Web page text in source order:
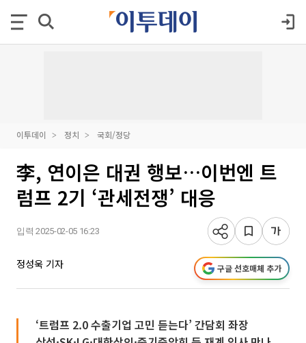
이투데이 정치 국회/정당
李, 연이은 대권 행보…이번엔 트
럼프 2기 ‘관세전쟁’ 대응
입력 2025-02-05 16:23
정성욱 기자 구글 선호매체 추가
‘트럼프 2.0 수출기업 고민 듣는다’ 간담회 좌장